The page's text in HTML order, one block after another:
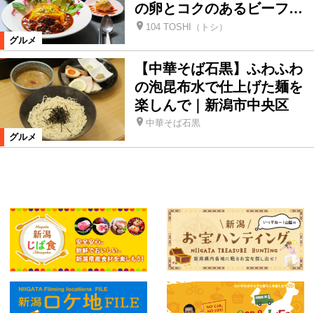
グルメ
の卵とコクのあるビーフ…
104 TOSHI（トシ）
グルメ
【中華そば石黒】ふわふわ
の泡昆布水で仕上げた麺を
楽しんで｜新潟市中央区
中華そば石黒